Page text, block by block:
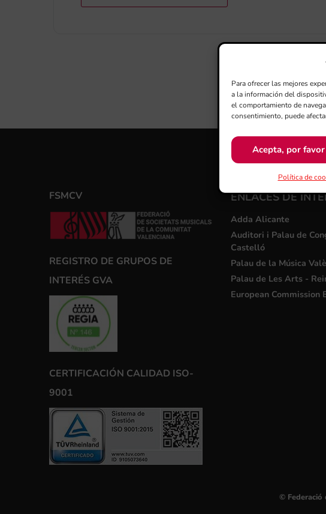
Para ofrecer las mejores
a la información del
el comportamiento de
consentimiento, puede
Acepta, por favor
Política de
FSMCV
REGISTRO DE GRUPOS DE
INTERÉS GVA
CERTIFICACIÓN CALIDAD ISO-
9001
ENLACES DE
Adda Alicante
Auditori i Palau de
Castelló
Palau de la Música
Palau de Les Arts -
European Commission
© Federació